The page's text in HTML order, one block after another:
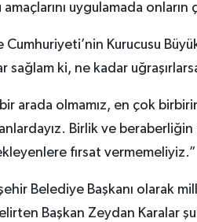
amaçlarını uygulamada
Cumhuriyeti’nin Kurucusu
sağlam ki, ne kadar
arada olmamız, en çok
Birlik ve beraberliğin
fırsat vermemeliyiz.”
Belediye Başkanı olarak
Başkan Zeydan Karalar